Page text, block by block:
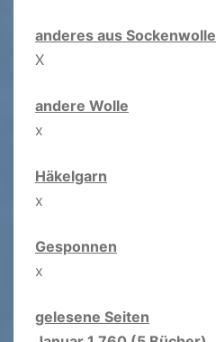
anderes aus Sockenwolle
X
andere Wolle
x
Häkelgarn
x
Gesponnen
x
gelesene Seiten